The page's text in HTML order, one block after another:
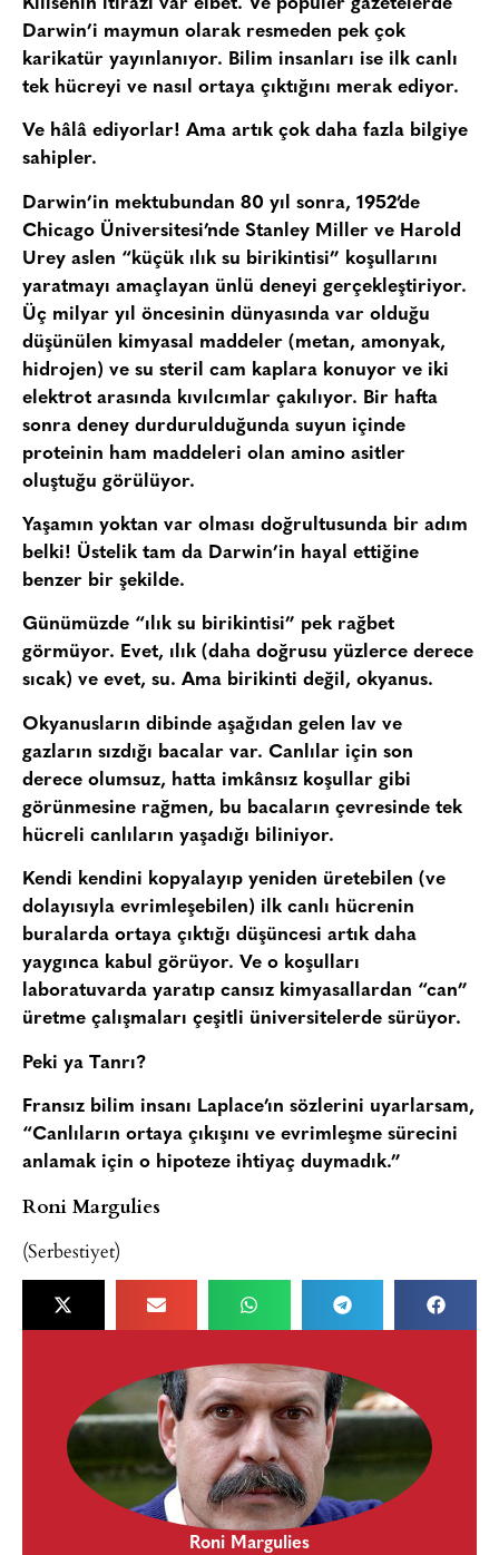
Kilisenin itirazı var elbet. Ve popüler gazetelerde
Darwin’i maymun olarak resmeden pek çok
karikatür yayınlanıyor. Bilim insanları ise ilk canlı
tek hücreyi ve nasıl ortaya çıktığını merak ediyor.
Ve hâlâ ediyorlar! Ama artık çok daha fazla bilgiye
sahipler.
Darwin’in mektubundan 80 yıl sonra, 1952’de
Chicago Üniversitesi’nde Stanley Miller ve Harold
Urey aslen “küçük ılık su birikintisi” koşullarını
yaratmayı amaçlayan ünlü deneyi gerçekleştiriyor.
Üç milyar yıl öncesinin dünyasında var olduğu
düşünülen kimyasal maddeler (metan, amonyak,
hidrojen) ve su steril cam kaplara konuyor ve iki
elektrot arasında kıvılcımlar çakılıyor. Bir hafta
sonra deney durdurulduğunda suyun içinde
proteinin ham maddeleri olan amino asitler
oluştuğu görülüyor.
Yaşamın yoktan var olması doğrultusunda bir adım
belki! Üstelik tam da Darwin’in hayal ettiğine
benzer bir şekilde.
Günümüzde “ılık su birikintisi” pek rağbet
görmüyor. Evet, ılık (daha doğrusu yüzlerce derece
sıcak) ve evet, su. Ama birikinti değil, okyanus.
Okyanusların dibinde aşağıdan gelen lav ve
gazların sızdığı bacalar var. Canlılar için son
derece olumsuz, hatta imkânsız koşullar gibi
görünmesine rağmen, bu bacaların çevresinde tek
hücreli canlıların yaşadığı biliniyor.
Kendi kendini kopyalayıp yeniden üretebilen (ve
dolayısıyla evrimleşebilen) ilk canlı hücrenin
buralarda ortaya çıktığı düşüncesi artık daha
yaygınca kabul görüyor. Ve o koşulları
laboratuvarda yaratıp cansız kimyasallardan “can”
üretme çalışmaları çeşitli üniversitelerde sürüyor.
Peki ya Tanrı?
Fransız bilim insanı Laplace’ın sözlerini uyarlarsam,
“Canlıların ortaya çıkışını ve evrimleşme sürecini
anlamak için o hipoteze ihtiyaç duymadık.”
Roni Margulies
(Serbestiyet)
Roni Margulies